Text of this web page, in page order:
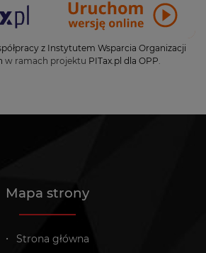
z Instytutem Wsparcia Organizacji
w ramach projektu PITax.pl dla OPP
Mapa strony
Strona główna